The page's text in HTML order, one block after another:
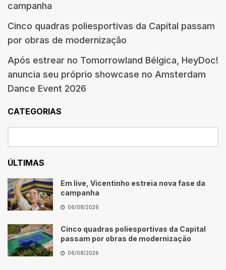
campanha
Cinco quadras poliesportivas da Capital passam
por obras de modernização
Após estrear no Tomorrowland Bélgica, HeyDoc!
anuncia seu próprio showcase no Amsterdam
Dance Event 2026
CATEGORIAS
ÚLTIMAS
Em live, Vicentinho estreia nova fase da
campanha
06/08/2026
Cinco quadras poliesportivas da Capital
passam por obras de modernização
06/08/2026